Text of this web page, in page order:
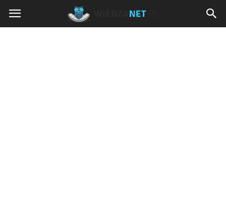
Wiedzanet.pl